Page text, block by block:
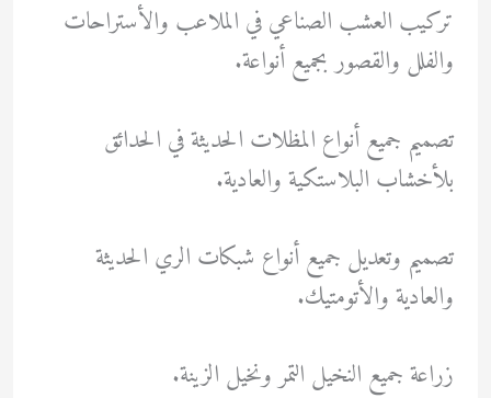
تركيب العشب الصناعي في الملاعب والأستراحات
والفلل والقصور بجميع أنواعة.
تصميم جميع أنواع المظلات الحديثة في الحدائق
بلأخشاب البلاستكية والعادية.
تصميم وتعديل جميع أنواع شبكات الري الحديثة
والعادية والأتومتيك.
زراعة جميع النخيل التمر ونخيل الزينة.